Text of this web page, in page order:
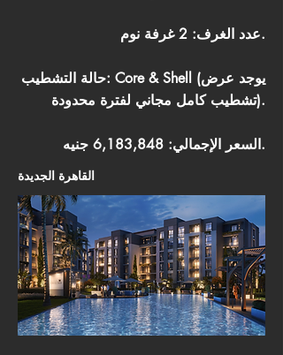
عدد الغرف: 2 غرفة نوم.
حالة التشطيب: Core & Shell (يوجد عرض
تشطيب كامل مجاني لفترة محدودة).
السعر الإجمالي: 6,183,848 جنيه.
القاهرة الجديدة